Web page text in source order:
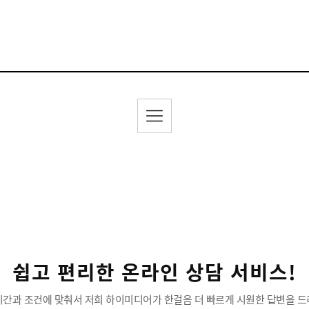
쉽고 편리한 온라인 상담 서비스!
과 조건에 맞춰서 저희 하이미디어가 한걸음 더 빠르게 시원한 답변을